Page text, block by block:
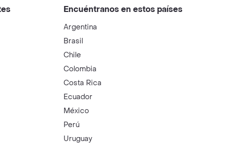
Encuéntranos en estos países
Argentina
Brasil
Chile
Colombia
Costa Rica
Ecuador
México
Perú
Uruguay